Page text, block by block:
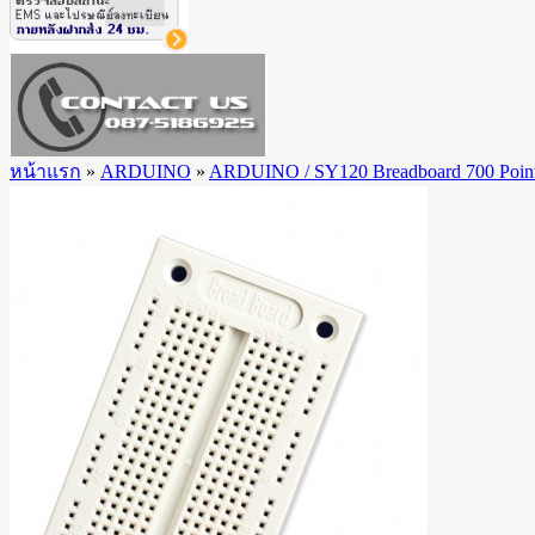
หน้าแรก » ARDUINO » ARDUINO / SY120 Breadboard 700